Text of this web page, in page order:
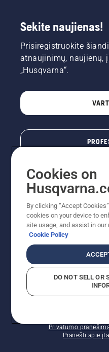
Sekite naujienas!
Prisiregistruokite
atnaujinimų, naujienų,
„Husqvarna“.
© „Husqvarna AB“ (leid).
Nurodoma
įskaitant PVM. RMK
rekomenduoja
"Husqvarna Lietuva"
Privatumo
Pranešti apie
Cookies on
By clicking “Accept
cookies on your device to
site usage, and assist in
Cookie Policy
DO NOT SELL OR